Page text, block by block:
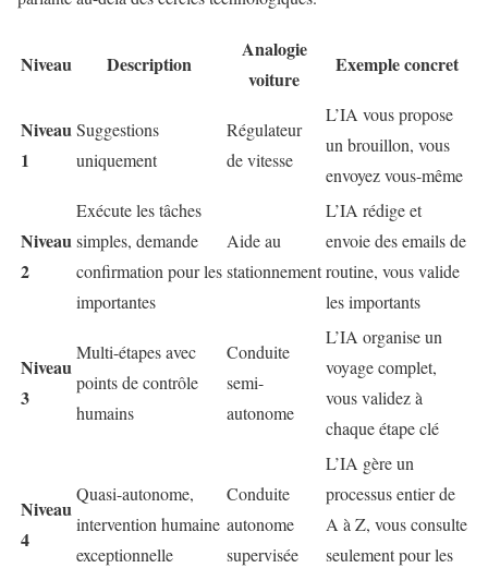
Niveau Description
Analogie
voiture
Exemple concret
Niveau
1
Suggestions
uniquement
Régulateur
de vitesse
L’IA vous propose
un brouillon, vous
envoyez vous-même
Niveau
2
Exécute les tâches
simples, demande
confirmation pour les
importantes
Aide au
stationnement
L’IA rédige et
envoie des emails de
routine, vous valide
les importants
Niveau
3
Multi-étapes avec
points de contrôle
humains
Conduite
semi-
autonome
L’IA organise un
voyage complet,
vous validez à
chaque étape clé
Niveau
4
Quasi-autonome,
intervention humaine
exceptionnelle
Conduite
autonome
supervisée
L’IA gère un
processus entier de
A à Z, vous consulte
seulement pour les